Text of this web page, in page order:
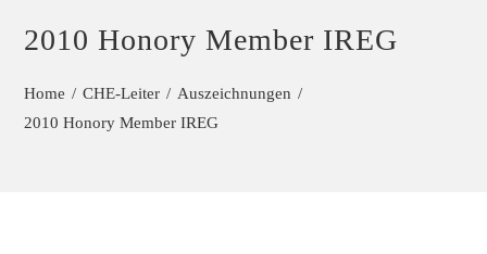
2010 Honory Member IREG
Home CHE-Leiter
Auszeichnungen
2010 Honory Member IREG